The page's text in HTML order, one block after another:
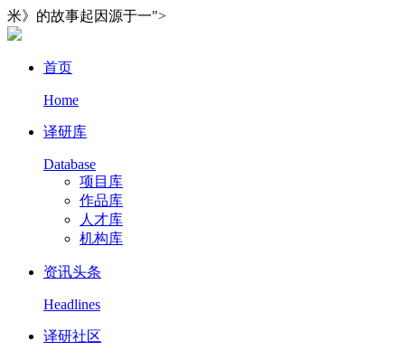
米》的故事起因源于一">
首页
Home
译研库
Database
项目库
作品库
人才库
机构库
资讯头条
Headlines
译研社区